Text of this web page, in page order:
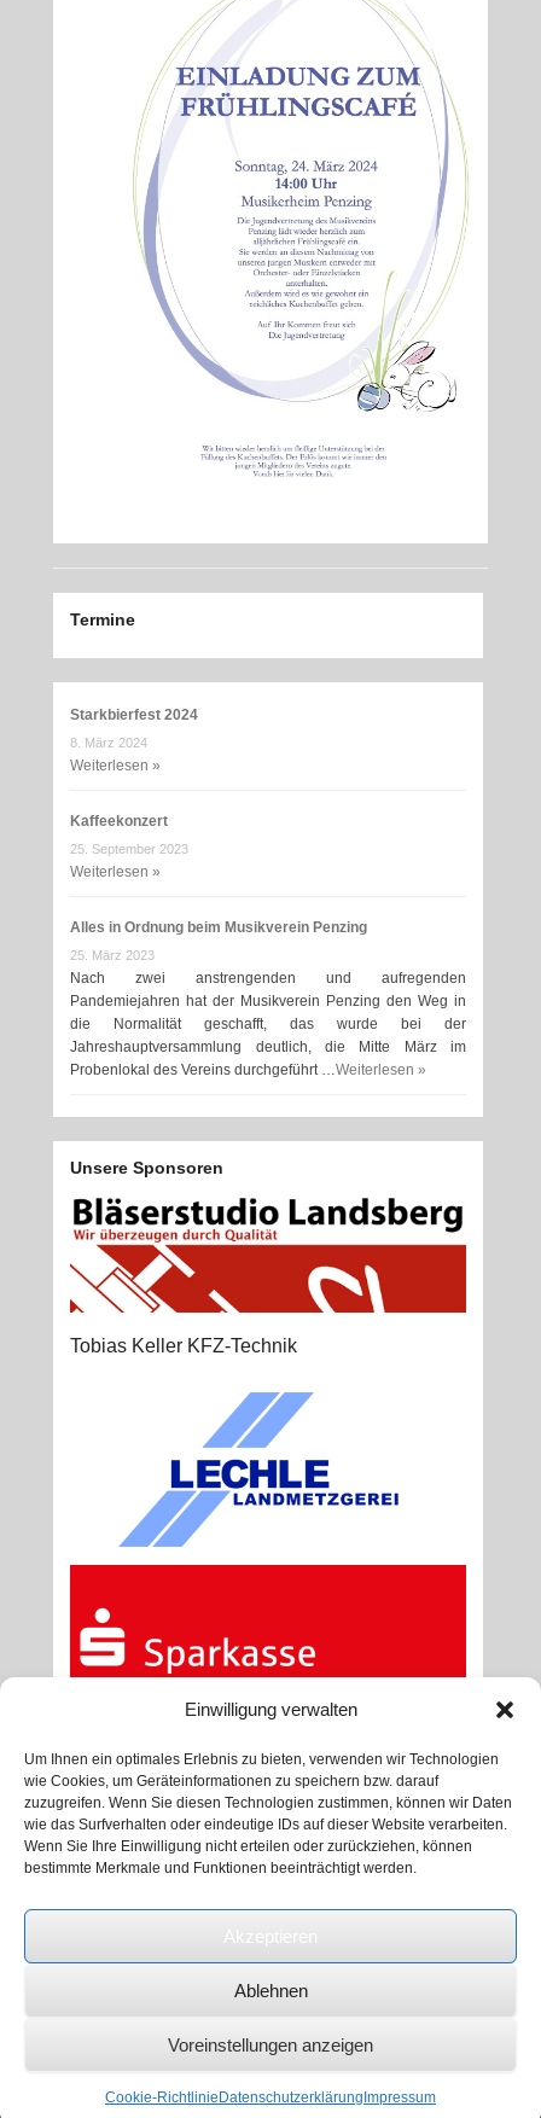
Einwilligung verwalten
Um Ihnen ein optimales Erlebnis zu bieten, verwenden wir Technologien
wie Cookies, um Geräteinformationen zu speichern bzw. darauf
zuzugreifen. Wenn Sie diesen Technologien zustimmen, können wir Daten
wie das Surfverhalten oder eindeutige IDs auf dieser Website verarbeiten.
Wenn Sie Ihre Einwilligung nicht erteilen oder zurückziehen, können
bestimmte Merkmale und Funktionen beeinträchtigt werden.
Akzeptieren
Ablehnen
Voreinstellungen anzeigen
Cookie-Richtlinie Datenschutzerklärung Impressum
Termine
Starkbierfest 2024
8. März 2024
Weiterlesen »
Kaffeekonzert
25. September 2023
Weiterlesen »
Alles in Ordnung beim Musikverein Penzing
25. März 2023
Nach zwei anstrengenden und aufregenden
Pandemiejahren hat der Musikverein Penzing den Weg in
die Normalität geschafft, das wurde bei der
Jahreshauptversammlung deutlich, die Mitte März im
Probenlokal des Vereins durchgeführt …Weiterlesen »
Unsere Sponsoren
Tobias Keller KFZ-Technik
vorbehalten.